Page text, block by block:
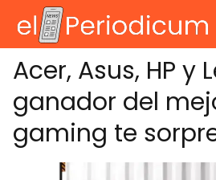
Acer, Asus, HP y
ganador del
gaming te